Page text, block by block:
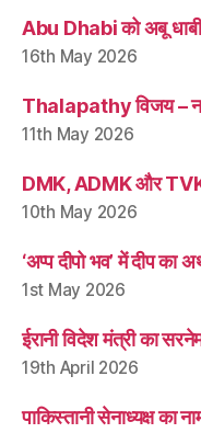
Abu Dhabi को अबू
16th May 2026
Thalapathy विजय – न
11th May 2026
DMK, ADMK और
10th May 2026
‘अप्प दीपो भव’ में दीप का
1st May 2026
ईरानी विदेश मंत्री का
19th April 2026
पाकिस्तानी सेनाध्यक्ष का